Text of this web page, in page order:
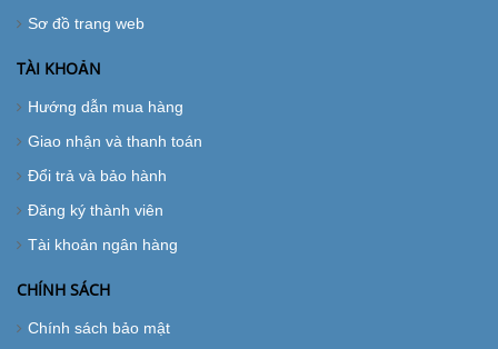
Sơ đồ trang web
TÀI KHOẢN
Hướng dẫn mua hàng
Giao nhận và thanh toán
Đổi trả và bảo hành
Đăng ký thành viên
Tài khoản ngân hàng
CHÍNH SÁCH
Chính sách bảo mật